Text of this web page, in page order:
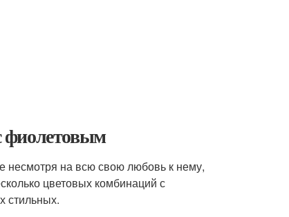
фиолетовым
на всю свою любовь к нему,
цветовых комбинаций с
стильных.